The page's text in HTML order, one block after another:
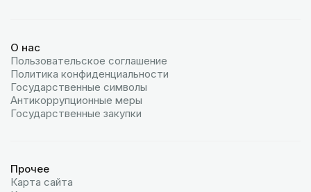
О нас
Пользовательское соглашение
Политика конфиденциальности
Государственные символы
Антикоррупционные меры
Государственные закупки
Прочее
Карта сайта